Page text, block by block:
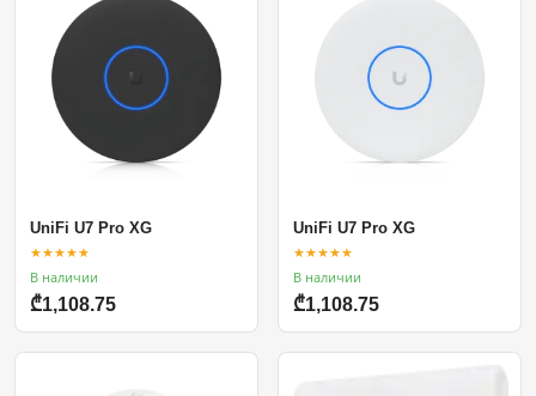
UniFi U7 Pro XG
★★★★★
В наличии
₾1,108.75
UniFi U7 Pro XG
★★★★★
В наличии
₾1,108.75